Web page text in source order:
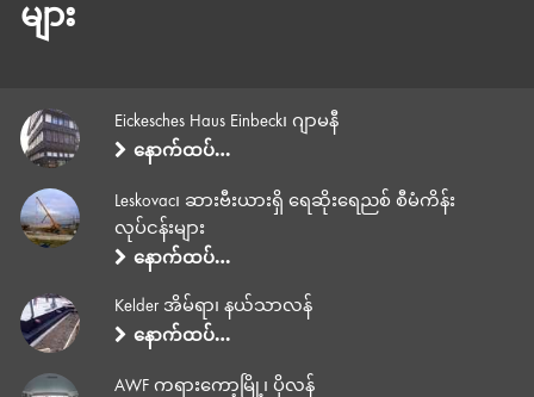
များ
Eickesches Haus Einbeck၊ ဂျာမနီ
နောက်ထပ်…
Leskovac၊ ဆားဗီးယားရှိ ရေဆိုးရေညစ် စီမံကိန်း
လုပ်ငန်းများ
နောက်ထပ်…
Kelder အိမ်ရာ၊ နယ်သာလန်
နောက်ထပ်…
AWF ကရားကော့မြို့၊ ပိုလန်